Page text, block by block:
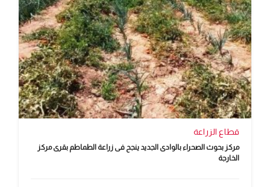
قطاع الزراعة
مركز بحوث الصحراء بالوادى الجديد ينجح فى زراعة الطماطم بقرى مركز
الخارجة